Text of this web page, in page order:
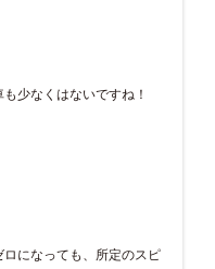
少なくはないですね！
になっても、所定のスピ